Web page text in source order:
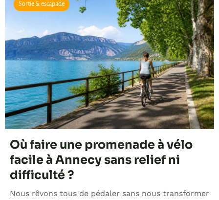
Sortie & escapade
Où faire une promenade à vélo
facile à Annecy sans relief ni
difficulté ?
Nous rêvons tous de pédaler sans nous transformer